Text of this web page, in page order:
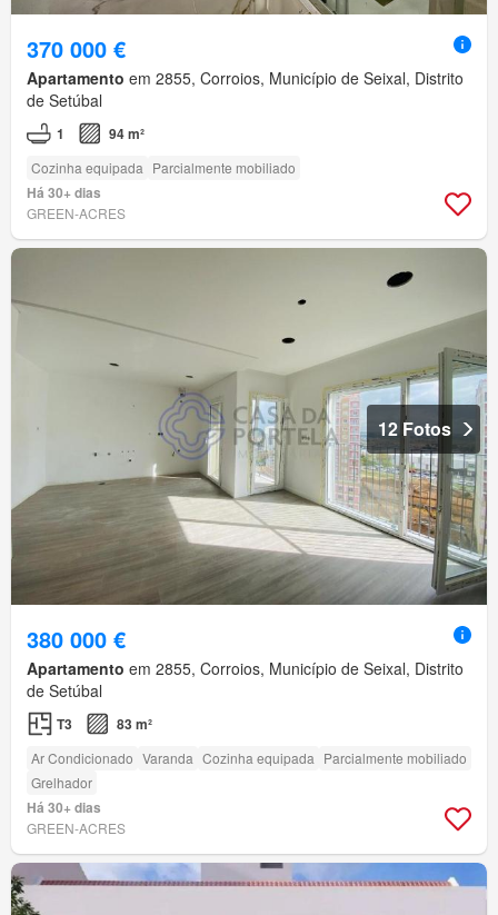
370 000 €
Apartamento em 2855, Corroios, Município de Seixal, Distrito
de Setúbal
1 94 m²
Cozinha equipada Parcialmente mobiliado
Há 30+ dias
GREEN-ACRES
12 Fotos
380 000 €
Apartamento em 2855, Corroios, Município de Seixal, Distrito
de Setúbal
T3 83 m²
Ar Condicionado Varanda Cozinha equipada Parcialmente mobiliado
Grelhador
Há 30+ dias
GREEN-ACRES